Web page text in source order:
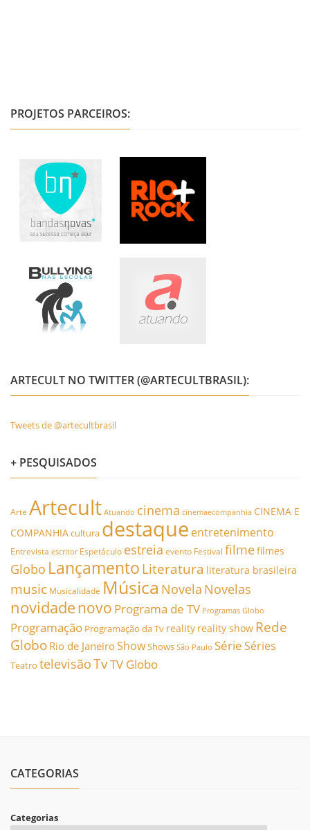
PROJETOS PARCEIROS:
ARTECULT NO TWITTER (@ARTECULTBRASIL):
Tweets de @artecultbrasil
+ PESQUISADOS
Arte Artecult Atuando cinema cinemaecompanhia CINEMA E
COMPANHIAcultura destaque entretenimento
Entrevista escritor Espetáculo estreia evento Festival filmefilmes
Globo Lançamento Literatura literatura brasileira
music Musicalidade Música Novela Novelas
novidadenovo Programa de TV Programas Globo
Programação Programação da Tv reality reality show Rede
Globo Rio de JaneiroShowShows São Paulo SérieSéries
Teatro televisãoTvTV Globo
CATEGORIAS
Categorias